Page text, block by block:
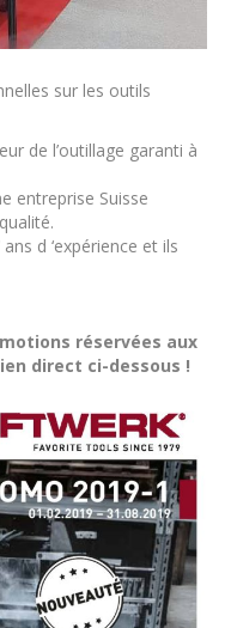
sur les outils
de l’outillage garanti à
entreprise Suisse
d ‘expérience et ils
réservées aux
direct ci-dessous !